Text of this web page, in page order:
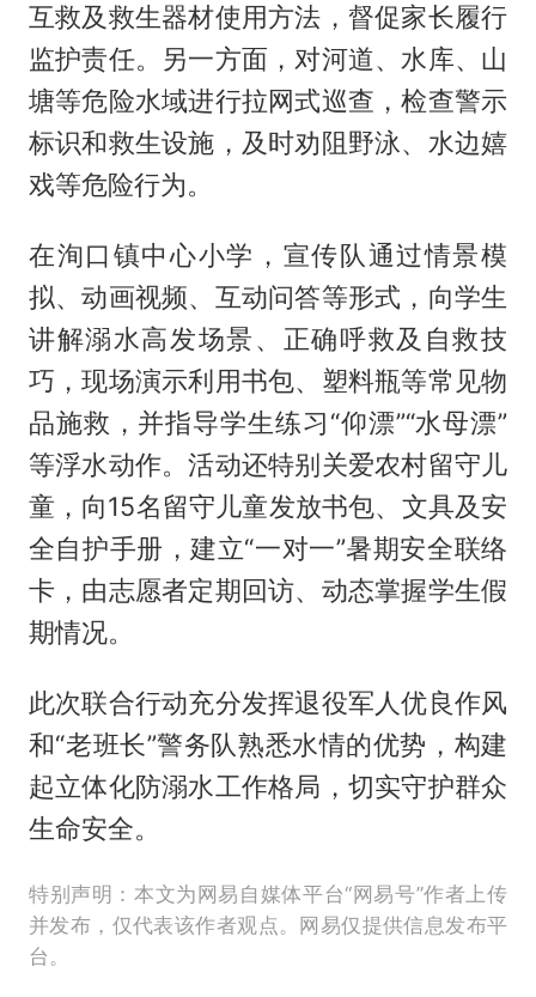
互救及救生器材使用方法，督促家长履行
监护责任。另一方面，对河道、水库、山
塘等危险水域进行拉网式巡查，检查警示
标识和救生设施，及时劝阻野泳、水边嬉
戏等危险行为。
在洵口镇中心小学，宣传队通过情景模
拟、动画视频、互动问答等形式，向学生
讲解溺水高发场景、正确呼救及自救技
巧，现场演示利用书包、塑料瓶等常见物
品施救，并指导学生练习“仰漂”“水母漂”
等浮水动作。活动还特别关爱农村留守儿
童，向15名留守儿童发放书包、文具及安
全自护手册，建立“一对一”暑期安全联络
卡，由志愿者定期回访、动态掌握学生假
期情况。
此次联合行动充分发挥退役军人优良作风
和“老班长”警务队熟悉水情的优势，构建
起立体化防溺水工作格局，切实守护群众
生命安全。
特别声明：本文为网易自媒体平台“网易号”作者上传
并发布，仅代表该作者观点。网易仅提供信息发布平
台。